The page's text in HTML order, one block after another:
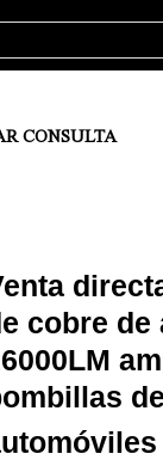
CONSULTA
cobre de